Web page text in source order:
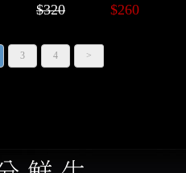
$320 $260
3 4 >